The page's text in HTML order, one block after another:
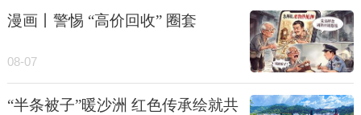
漫画丨警惕 “高价回收” 圈套
08-07
“半条被子”暖沙洲 红色传承绘就共